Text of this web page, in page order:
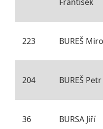
223 BUREŠ
204 BUREŠ Petr
36 BURSA Jiří